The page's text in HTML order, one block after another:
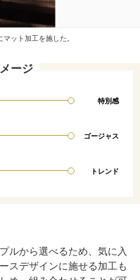
ット加工を施した。
ージ
特別感
ゴージャス
トレンド
ルから選べるため、気に入
スデザインに施せる加工も